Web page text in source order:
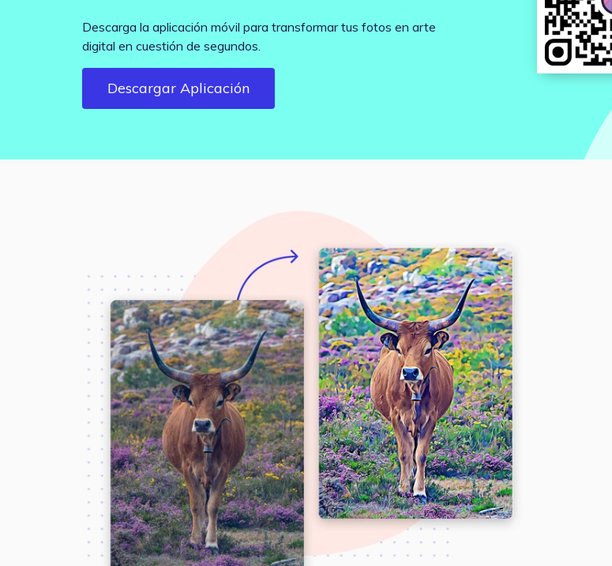
Descarga la aplicación móvil para transformar tus fotos en arte
digital en cuestión de segundos.
Descargar Aplicación